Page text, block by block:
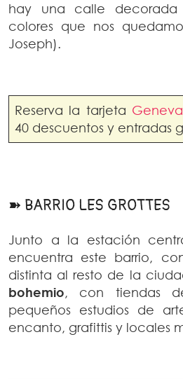
hay una calle
colores que nos
Joseph).
Reserva la tarjeta
40 descuentos y entradas
➽ BARRIO LES GROTTES
Junto a la estación
encuentra este barrio,
distinta al resto de la
bohemio, con tiendas
pequeños estudios de
encanto, grafittis y locales